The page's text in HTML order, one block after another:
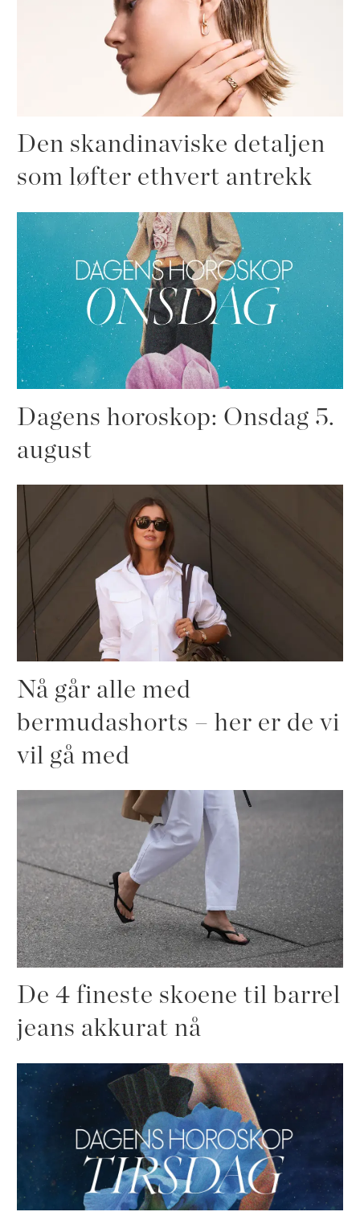
Den skandinaviske detaljen
som løfter ethvert antrekk
Dagens horoskop: Onsdag 5.
august
Nå går alle med
bermudashorts – her er de vi
vil gå med
De 4 fineste skoene til barrel
jeans akkurat nå